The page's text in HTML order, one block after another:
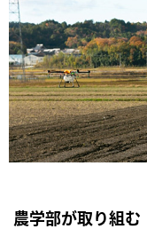
農学部が取り組